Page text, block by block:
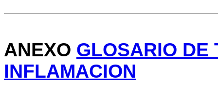
ANEXO GLOSARIO DE
INFLAMACION